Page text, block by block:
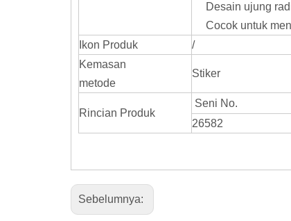
Desain ujung
Cocok untuk
Ikon Produk
/
Kemasan
metode
Stiker
Rincian Produk
Seni No.
26582
Sebelumnya: